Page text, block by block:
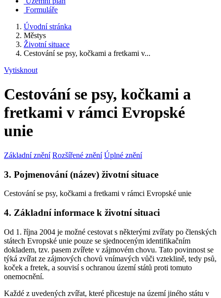
Formuláře
Úvodní stránka
Městys
Životní situace
Cestování se psy, kočkami a fretkami v...
Vytisknout
Cestování se psy, kočkami a
fretkami v rámci Evropské
unie
Základní znění Rozšířené znění Úplné znění
3. Pojmenování (název) životní situace
Cestování se psy, kočkami a fretkami v rámci Evropské unie
4. Základní informace k životní situaci
Od 1. října 2004 je možné cestovat s některými zvířaty po členských
státech Evropské unie pouze se sjednoceným identifikačním
dokladem, tzv. pasem zvířete v zájmovém chovu. Tato povinnost se
týká zvířat ze zájmových chovů vnímavých vůči vzteklině, tedy psů,
koček a fretek, a souvisí s ochranou území států proti tomuto
onemocnění.
Každé z uvedených zvířat, které přicestuje na území jiného státu v